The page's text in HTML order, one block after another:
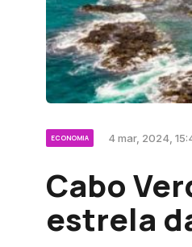
ECONOMIA 4 mar, 2024,
Cabo
estrela